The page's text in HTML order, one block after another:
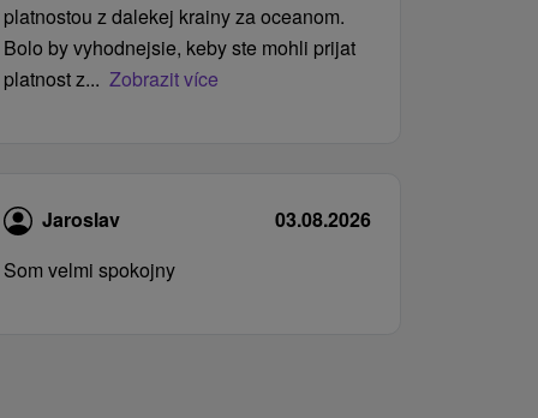
platnostou z dalekej krainy za oceanom.
Bolo by vyhodnejsie, keby ste mohli prijat
platnost z... Zobrazit více
Jaroslav
03.08.2026
Som velmi spokojny